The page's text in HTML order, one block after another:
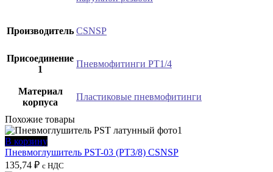
Производитель CSNSP
Присоединение
1
Пневмофитинги PT1/4
Материал
корпуса
Пластиковые пневмофитинги
Похожие товары
В корзину
Пневмоглушитель PST-03 (PT3/8) CSNSP
135,74 ₽ с НДС